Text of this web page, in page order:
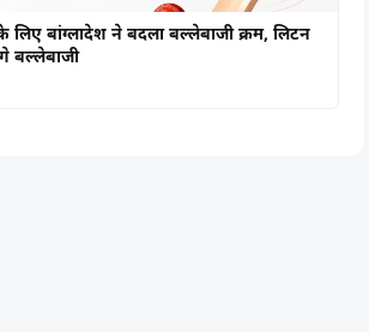
लिए बांग्लादेश ने बदला बल्लेबाजी क्रम, लिटन
बल्लेबाजी